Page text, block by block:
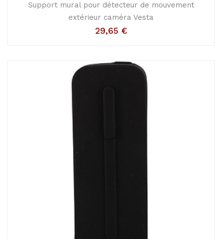
Support mural pour détecteur de mouvement
extérieur caméra Vesta
29,65 €